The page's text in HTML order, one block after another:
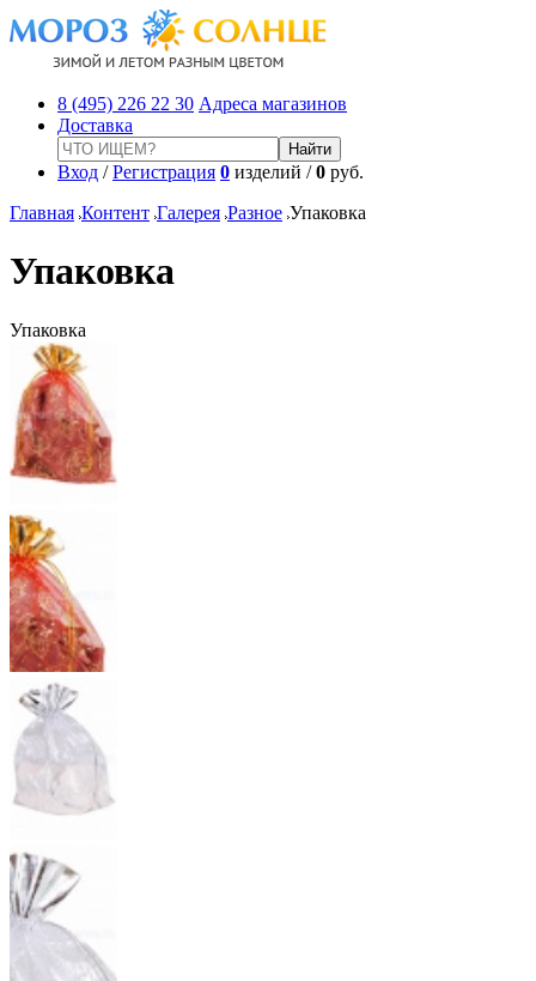
8 (495) 226 22 30 Адреса магазинов
Доставка
Вход /Регистрация 0 изделий /0 руб.
Главная Контент Галерея Разное Упаковка
Упаковка
Упаковка